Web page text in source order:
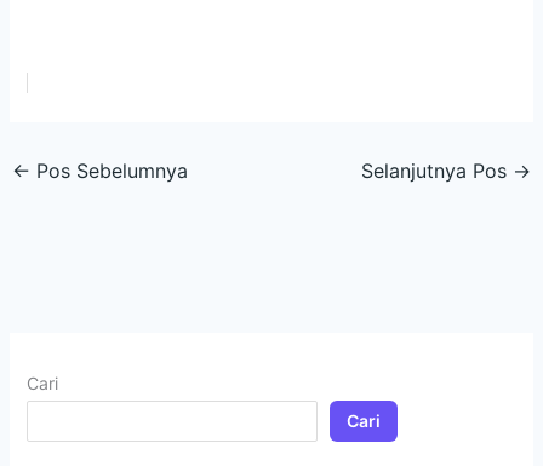
← Pos Sebelumnya Selanjutnya Pos →
Cari
Cari